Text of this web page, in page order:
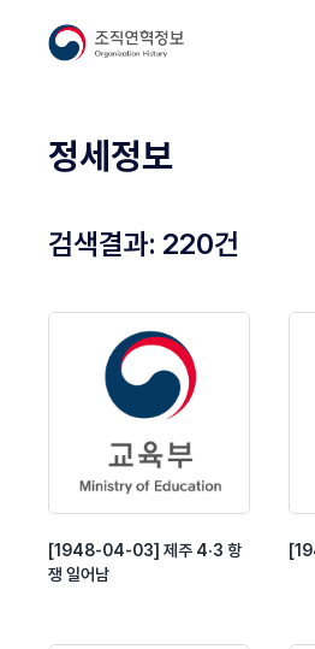
정세정보
검색결과: 220건
[1948-04-03] 제주 4·3 항
쟁 일어남